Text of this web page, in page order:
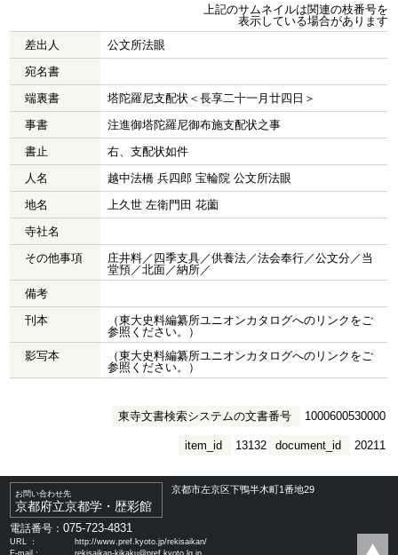
上記のサムネイルは関連の枝番号を
表示している場合があります
差出人
公文所法眼
宛名書
端裏書
塔陀羅尼支配状＜長享二十一月廿四日＞
事書
注進御塔陀羅尼御布施支配状之事
書止
右、支配状如件
人名
越中法橋 兵四郎 宝輪院 公文所法眼
地名
上久世 左衛門田 花薗
寺社名
その他事項
庄井料／四季支具／供養法／法会奉行／公文分／当
堂預／北面／納所／
備考
刊本
（東大史料編纂所ユニオンカタログへのリンクをご
参照ください。）
影写本
（東大史料編纂所ユニオンカタログへのリンクをご
参照ください。）
東寺文書検索システムの文書番号 1000600530000
document_id 20211
item_id 13132
お問い合わせ先
京都府立京都学・歴彩館
京都市左京区下鴨半木町1番地29
電話番号：075-723-4831
URL ：
http://www.pref.kyoto.jp/rekisaikan/
E-mail：
rekisaikan-kikaku@pref.kyoto.lg.jp